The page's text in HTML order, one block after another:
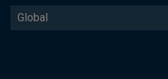
Global